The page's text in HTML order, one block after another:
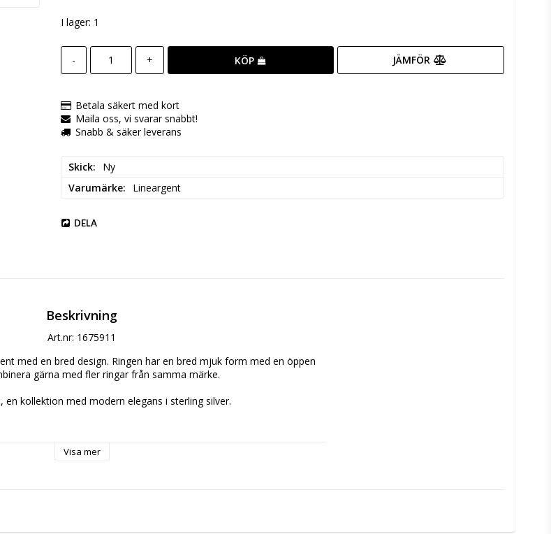
I lager: 1
- + KÖP JÄMFÖR
Betala säkert med kort
Maila oss, vi svarar snabbt!
Snabb & säker leverans
Skick
Ny
Varumärke
Lineargent
DELA
Beskrivning
Art.nr: 1675911
med en bred design. Ringen har en bred mjuk form med en öppen
gärna med fler ringar från samma märke.
en kollektion med modern elegans i sterling silver.
Visa mer